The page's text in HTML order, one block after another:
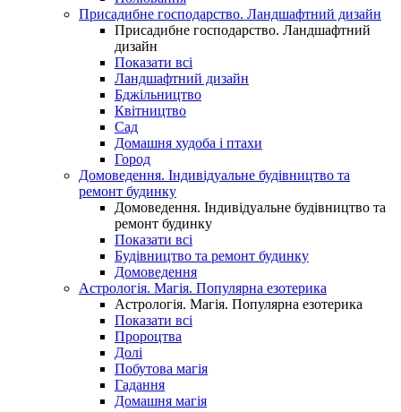
Присадибне господарство. Ландшафтний дизайн
Присадибне господарство. Ландшафтний
дизайн
Показати всі
Ландшафтний дизайн
Бджільництво
Квітництво
Сад
Домашня худоба і птахи
Город
Домоведення. Індивідуальне будівництво та
ремонт будинку
Домоведення. Індивідуальне будівництво та
ремонт будинку
Показати всі
Будівництво та ремонт будинку
Домоведення
Астрологія. Магія. Популярна езотерика
Астрологія. Магія. Популярна езотерика
Показати всі
Пророцтва
Долі
Побутова магія
Гадання
Домашня магія